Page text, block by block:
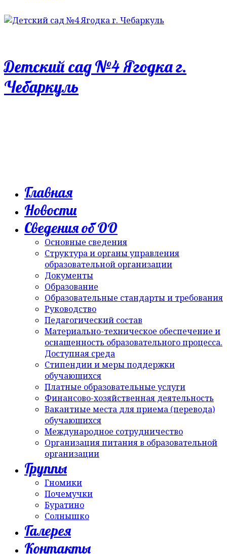
Детский сад №4 Ягодка г.
Чебаркуль
Главная
Новости
Сведения об ОО
Основные сведения
Структура и органы управления
образовательной организации
Документы
Образование
Образовательные стандарты и требования
Руководство
Педагогический состав
Материально-техническое обеспечение и
оснащенность образовательного процесса.
Доступная среда
Стипендии и меры поддержки
обучающихся
Платные образовательные услуги
Финансово-хозяйственная деятельность
Вакантные места для приема (перевода)
обучающихся
Международное сотрудничество
Организация питания в образовательной
организации
Группы
Гномики
Почемучки
Буратино
Солнышко
Галерея
Контакты